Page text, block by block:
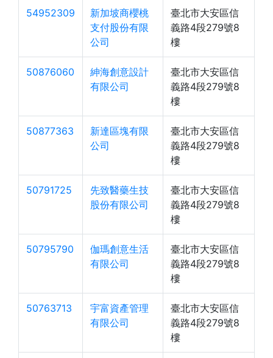
54952309
新加坡商櫻桃
支付股份有限
公司
臺北市大安區信
義路4段279號8
樓
50876060
紳海創意設計
有限公司
臺北市大安區信
義路4段279號8
樓
50877363
新達區塊有限
公司
臺北市大安區信
義路4段279號8
樓
50791725
先致醫藥生技
股份有限公司
臺北市大安區信
義路4段279號8
樓
50795790
伽瑪創意生活
有限公司
臺北市大安區信
義路4段279號8
樓
50763713
宇富資產管理
有限公司
臺北市大安區信
義路4段279號8
樓